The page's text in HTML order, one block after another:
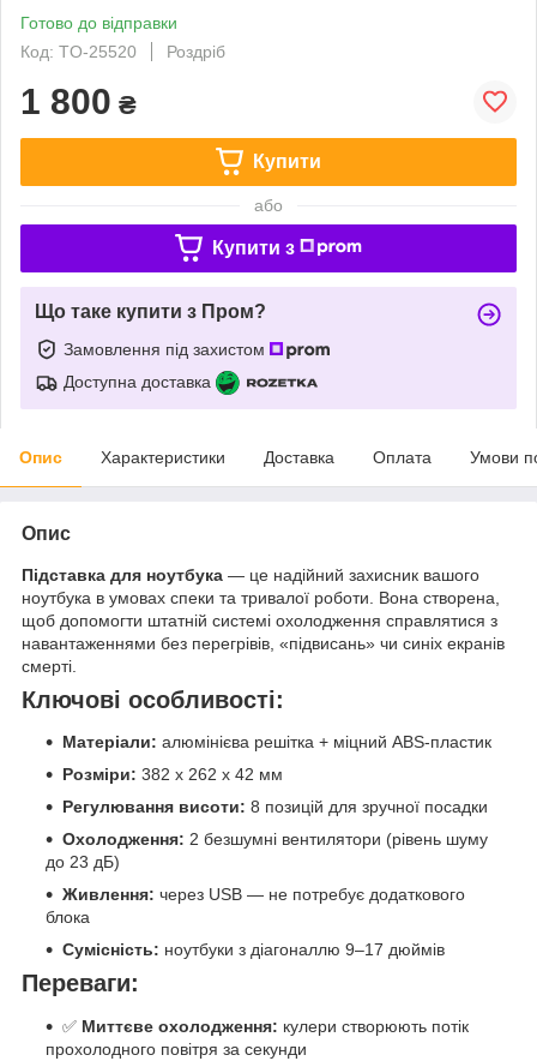
Готово до відправки
Код: TO-25520
Роздріб
1 800 ₴
Купити
або
Купити з
Що таке купити з Пром?
Замовлення під захистом
Доступна доставка
Опис Характеристики Доставка Оплата Умови
Опис
Підставка для ноутбука — це надійний захисник вашого
ноутбука в умовах спеки та тривалої роботи. Вона створена,
щоб допомогти штатній системі охолодження справлятися з
навантаженнями без перегрівів, «підвисань» чи синіх екранів
смерті.
Ключові особливості:
Матеріали: алюмінієва решітка + міцний ABS-пластик
Розміри: 382 x 262 x 42 мм
Регулювання висоти: 8 позицій для зручної посадки
Охолодження: 2 безшумні вентилятори (рівень шуму
до 23 дБ)
Живлення: через USB — не потребує додаткового
блока
Сумісність: ноутбуки з діагоналлю 9–17 дюймів
Переваги:
✅ Миттєве охолодження: кулери створюють потік
прохолодного повітря за секунди